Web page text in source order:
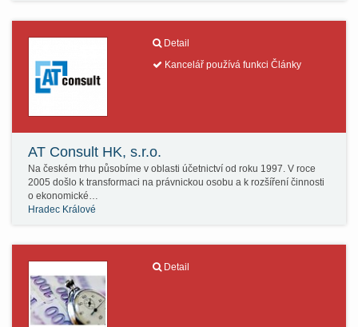
Detail
Kancelář používá funkci Články
AT Consult HK, s.r.o.
Na českém trhu působíme v oblasti účetnictví od roku 1997. V roce
2005 došlo k transformaci na právnickou osobu a k rozšíření činnosti
o ekonomické…
Hradec Králové
Detail